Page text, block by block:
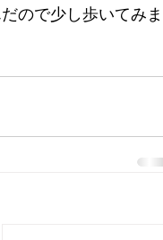
ので少し歩いてみま